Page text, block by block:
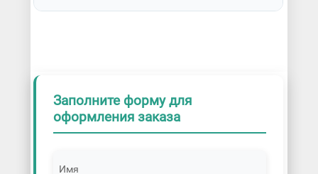
Заполните форму для
оформления заказа
Имя